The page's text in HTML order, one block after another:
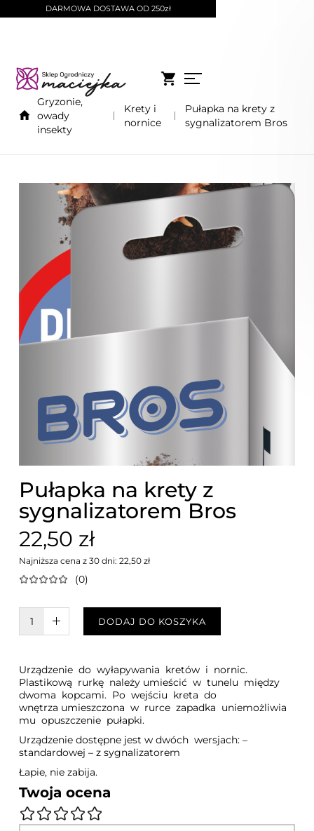
DARMOWA DOSTAWA OD 250zł
Gryzonie,
owady
insekty
Krety i
nornice
Pułapka na krety z
sygnalizatorem Bros
Pułapka na krety z
sygnalizatorem Bros
22,50 zł
Najniższa cena z 30 dni: 22,50 zł
(0)
W KOSZYKU :)DODAJ DO KOSZYKA
Urządzenie do wyłapywania kretów i nornic.
Plastikową rurkę należy umieścić w tunelu między
dwoma kopcami. Po wejściu kreta do
wnętrza umieszczona w rurce zapadka uniemożliwia
mu opuszczenie pułapki.
Urządzenie dostępne jest w dwóch wersjach: –
standardowej – z sygnalizatorem
Łapie, nie zabija.
Twoja ocena